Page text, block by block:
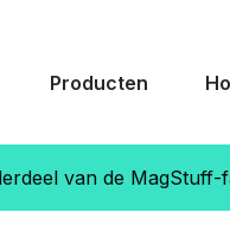
Producten
van de MagStuff-